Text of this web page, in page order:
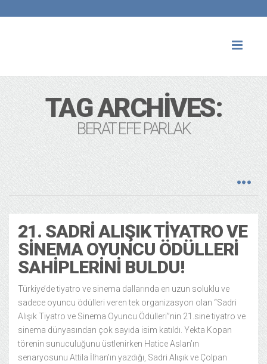
TAG ARCHIVES:
BERAT EFE PARLAK
21. SADRI ALIŞIK TIYATRO VE
SINEMA OYUNCU ÖDÜLLERI
SAHIPLERINI BULDU!
Türkiye’de tiyatro ve sinema dallarında en uzun soluklu ve
sadece oyuncu ödülleri veren tek organizasyon olan “Sadri
Alışık Tiyatro ve Sinema Oyuncu Ödülleri”nin 21.sine tiyatro ve
sinema dünyasından çok sayıda isim katıldı. Yekta Kopan
törenin sunuculuğunu üstlenirken Hatice Aslan’ın
senaryosunu Attila İlhan’ın yazdığı, Sadri Alışık ve Çolpan